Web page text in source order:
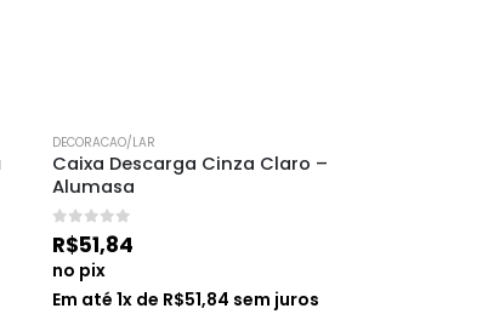
DECORACAO/LAR
Caixa Descarga Cinza Claro –
Alumasa
0de 5
R$51,84
no pix
Em até 1x de R$51,84sem juros